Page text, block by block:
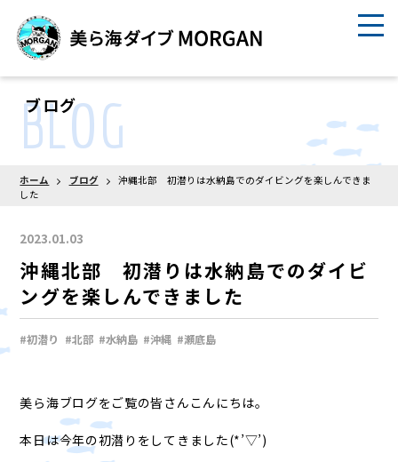
ブログ
BLOG
ホーム ブログ
沖縄北部 初潜りは水納島でのダイビングを楽しんできま
した
2023.01.03
沖縄北部 初潜りは水納島でのダイビ
ングを楽しんできました
#初潜り #北部 #水納島 #沖縄 #瀬底島
美ら海ブログをご覧の皆さんこんにちは。
本日は今年の初潜りをしてきました(*’▽’)